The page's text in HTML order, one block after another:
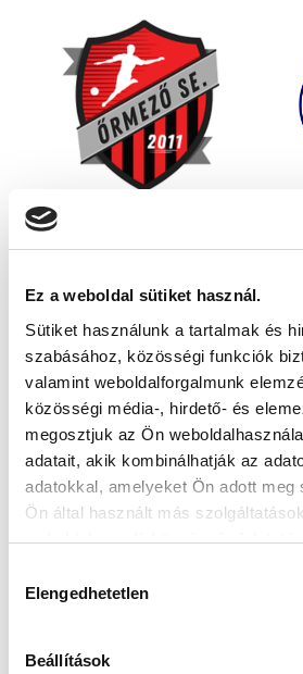
Ez a weboldal sütiket használ.
Sütiket használunk a tartalmak és
szabásához, közösségi funkciók
valamint weboldalforgalmunk
közösségi média-, hirdető- és
megosztjuk az Ön
adatait, akik kombinálhatják az
adatokkal, amelyeket Ön adott meg
Ön által használt más
weboldalon való böngészés
kiválasztása
Elengedhetetlen
Beállítások